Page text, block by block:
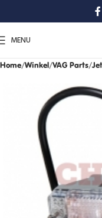
MENU
Home Winkel VAG Parts